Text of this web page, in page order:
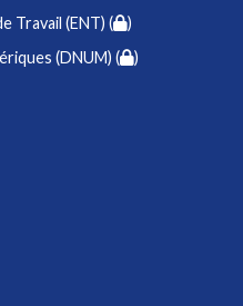
Travail (ENT) (
)
(DNUM) (
)